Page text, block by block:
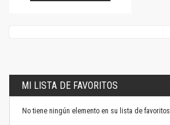
MI LISTA DE FAVORITOS
No tiene ningún elemento en su lista de favoritos.